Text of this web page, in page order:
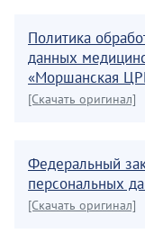
Политика
данных
«Моршанская
[Скачать оригинал]
Федеральный
персональных
[Скачать оригинал]